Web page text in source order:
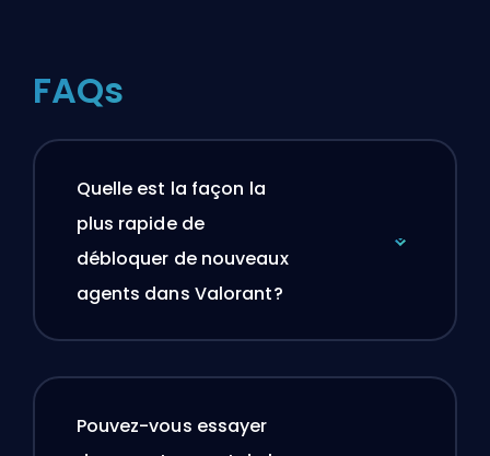
FAQs
Quelle est la façon la
plus rapide de
débloquer de nouveaux
agents dans Valorant?
Pouvez-vous essayer